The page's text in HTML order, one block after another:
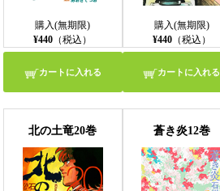
購入(無期限)
¥440 （税込）
カートに入れる
購入(無期限)
¥440（税込）
カートに入れる
北の土竜20巻 蒼き炎12巻